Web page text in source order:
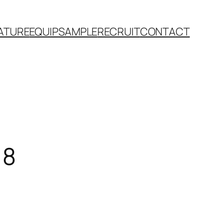
EQUIPSAMPLERECRUITCONTACT